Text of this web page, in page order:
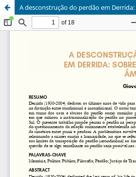
A desconstrução do perdão em Derrida: